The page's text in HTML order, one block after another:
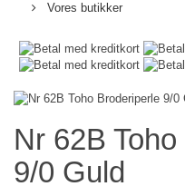
Vores butikker
Nr 62B
9/0 Guld